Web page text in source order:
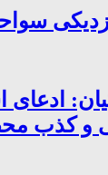
ادعای
و کذب